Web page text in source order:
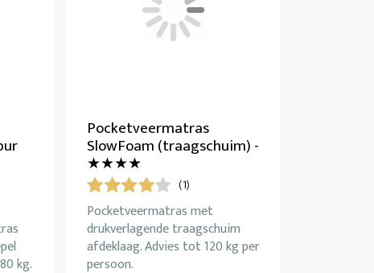
kg.
Pocketveermatras
SlowFoam (traagschuim) -
★★★★
(1)
Pocketveermatras met
drukverlagende traagschuim
afdeklaag. Advies tot 120 kg per
persoon.